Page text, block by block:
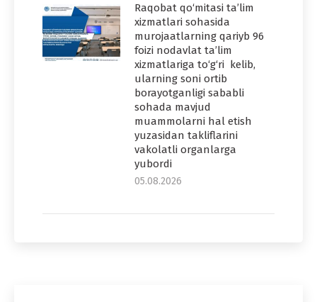
Raqobat qo‘mitasi ta’lim
xizmatlari sohasida
murojaatlarning qariyb 96
foizi nodavlat ta’lim
xizmatlariga to‘g‘ri kelib,
ularning soni ortib
borayotganligi sababli
sohada mavjud
muammolarni hal etish
yuzasidan takliflarini
vakolatli organlarga
yubordi
05.08.2026